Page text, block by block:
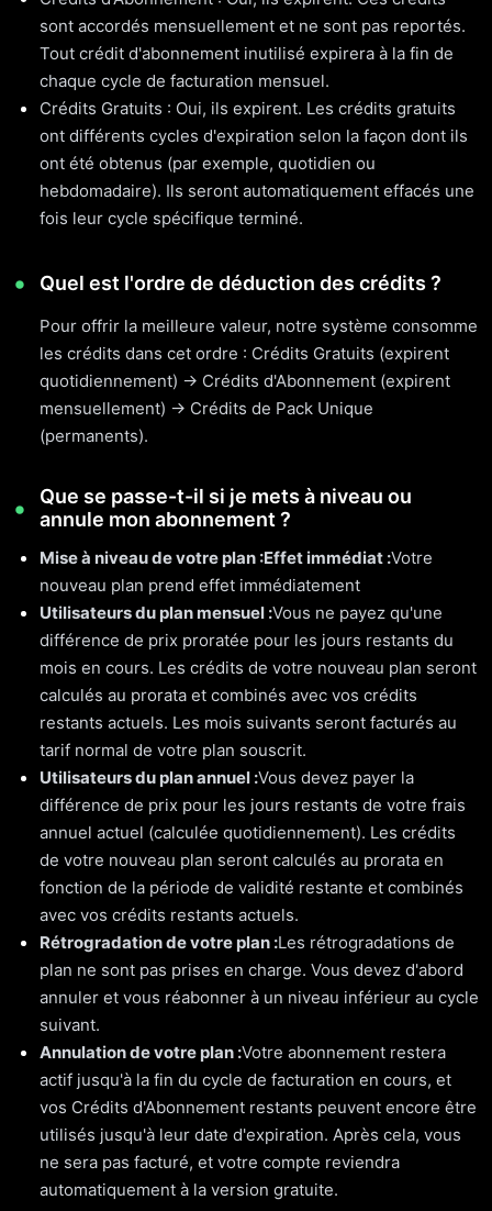
sont accordés mensuellement et ne sont pas reportés.
Tout crédit d'abonnement inutilisé expirera à la fin de
chaque cycle de facturation mensuel.
Crédits Gratuits : Oui, ils expirent. Les crédits gratuits
ont différents cycles d'expiration selon la façon dont ils
ont été obtenus (par exemple, quotidien ou
hebdomadaire). Ils seront automatiquement effacés une
fois leur cycle spécifique terminé.
Quel est l'ordre de déduction des crédits ?
Pour offrir la meilleure valeur, notre système consomme
les crédits dans cet ordre : Crédits Gratuits (expirent
quotidiennement) → Crédits d'Abonnement (expirent
mensuellement) → Crédits de Pack Unique
(permanents).
Que se passe-t-il si je mets à niveau ou
annule mon abonnement ?
Mise à niveau de votre plan :Effet immédiat :Votre
nouveau plan prend effet immédiatement
Utilisateurs du plan mensuel :Vous ne payez qu'une
différence de prix proratée pour les jours restants du
mois en cours. Les crédits de votre nouveau plan seront
calculés au prorata et combinés avec vos crédits
restants actuels. Les mois suivants seront facturés au
tarif normal de votre plan souscrit.
Utilisateurs du plan annuel :Vous devez payer la
différence de prix pour les jours restants de votre frais
annuel actuel (calculée quotidiennement). Les crédits
de votre nouveau plan seront calculés au prorata en
fonction de la période de validité restante et combinés
avec vos crédits restants actuels.
Rétrogradation de votre plan :Les rétrogradations de
plan ne sont pas prises en charge. Vous devez d'abord
annuler et vous réabonner à un niveau inférieur au cycle
suivant.
Annulation de votre plan :Votre abonnement restera
actif jusqu'à la fin du cycle de facturation en cours, et
vos Crédits d'Abonnement restants peuvent encore être
utilisés jusqu'à leur date d'expiration. Après cela, vous
ne sera pas facturé, et votre compte reviendra
automatiquement à la version gratuite.